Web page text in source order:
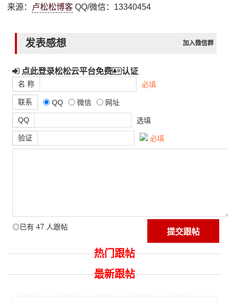
来源： 卢松松博客 QQ/微信：13340454
发表感想 加入微信群
点此登录松松云平台免费 认证
名 称 必填
联系 QQ 微信 网址
QQ 选填
验证 必填
◎已有 47 人跟帖
热门跟帖
最新跟帖